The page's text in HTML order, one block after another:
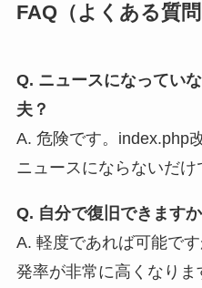
FAQ（よくある質問
Q. ニュースになってい
夫？
A. 危険です。index.php
ニュースにならないだけ
Q. 自分で復旧できますか
A. 軽度であれば可能で
発率が非常に高くなりま